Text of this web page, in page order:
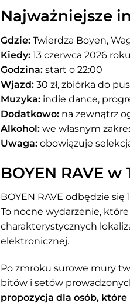
Najważniejsze
Gdzie: Twierdza Boyen,
Kiedy: 13 czerwca 2026 roku
Godzina: start o 22:00
Wjazd: 30 zł, zbiórka do
Muzyka: indie dance,
Dodatkowo: na zewnątrz
Alkohol: we własnym
Uwaga: obowiązuje
BOYEN RAVE
BOYEN RAVE odbędzie
To nocne wydarzenie,
charakterystycznych
elektronicznej.
Po zmroku surowe mury
bitów i setów
propozycja dla osób,